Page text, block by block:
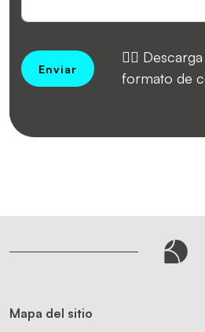
Enviar
👉🏻
formato de
Mapa del sitio